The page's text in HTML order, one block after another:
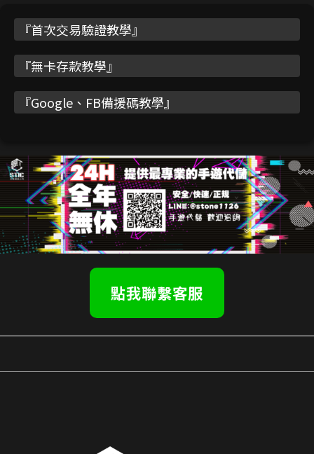
『首次交易驗證教學』
『無卡存款教學』
『Google、FB備援碼教學』
點我聯繫客服